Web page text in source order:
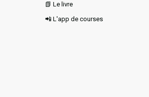
📗 Le livre
📲 L'app de courses